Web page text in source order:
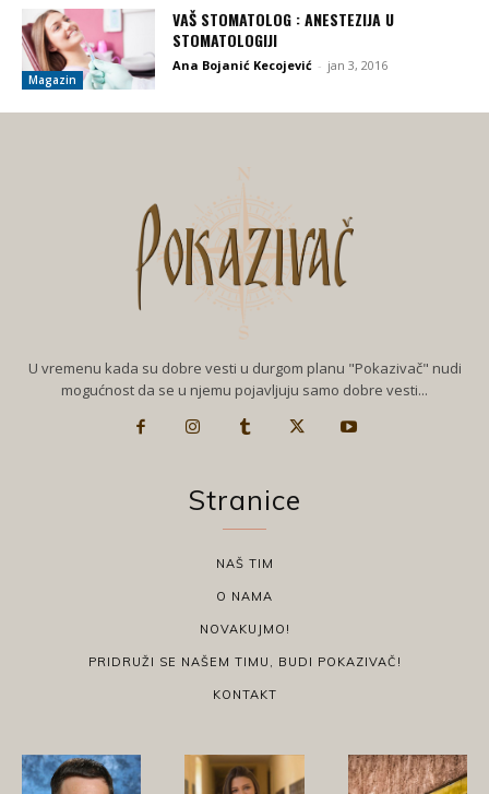
Magazin
VAŠ STOMATOLOG : ANESTEZIJA U
STOMATOLOGIJI
Ana Bojanić Kecojević - jan 3, 2016
U vremenu kada su dobre vesti u durgom planu "Pokazivač" nudi
mogućnost da se u njemu pojavljuju samo dobre vesti...
Stranice
NAŠ TIM
O NAMA
NOVAKUJMO!
PRIDRUŽI SE NAŠEM TIMU, BUDI POKAZIVAČ!
KONTAKT